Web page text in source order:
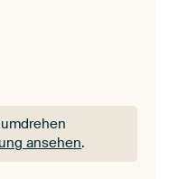
ansehen.